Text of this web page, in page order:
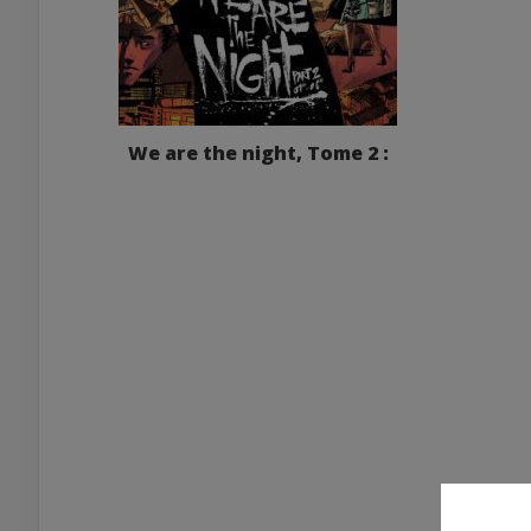
We are the night, Tome 2 :